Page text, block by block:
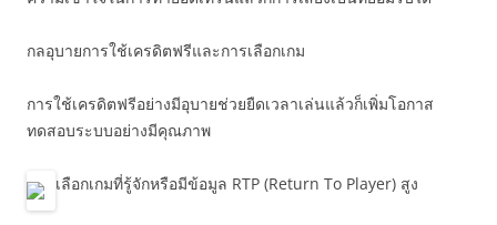
กลอุบายการใช้เครดิตฟรีและการเลือกเกม
การใช้เครดิตฟรีอย่างมีอุบายช่วยยืดเวลาเล่นแล้วก็เพิ่มโอกาส
ทดสอบระบบอย่างมีคุณภาพ
เลือกเกมที่รู้จักหรือมีข้อมูล RTP (Return To Player) สูง